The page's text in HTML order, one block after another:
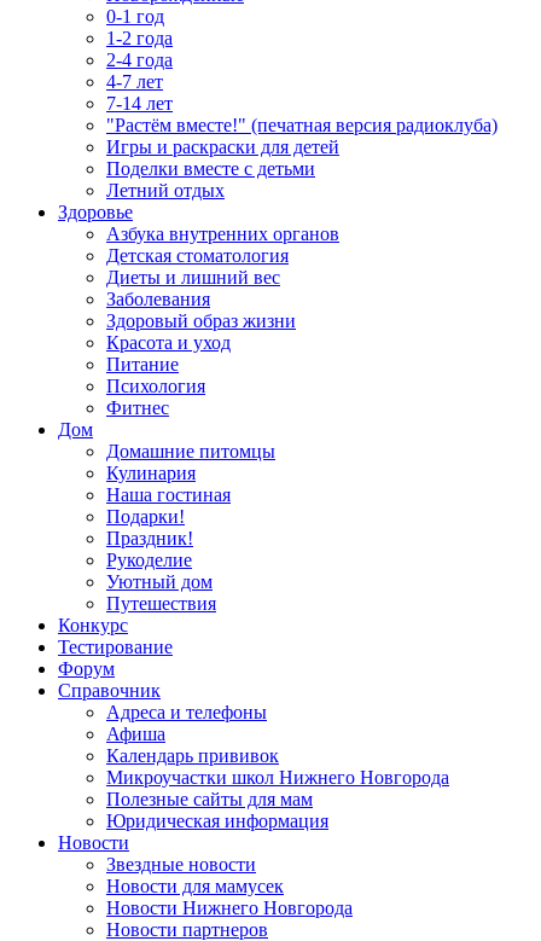
0-1 год
1-2 года
2-4 года
4-7 лет
7-14 лет
"Растём вместе!" (печатная версия радиоклуба)
Игры и раскраски для детей
Поделки вместе с детьми
Летний отдых
Здоровье
Азбука внутренних органов
Детская стоматология
Диеты и лишний вес
Заболевания
Здоровый образ жизни
Красота и уход
Питание
Психология
Фитнес
Дом
Домашние питомцы
Кулинария
Наша гостиная
Подарки!
Праздник!
Рукоделие
Уютный дом
Путешествия
Конкурс
Тестирование
Форум
Справочник
Адреса и телефоны
Афиша
Календарь прививок
Микроучастки школ Нижнего Новгорода
Полезные сайты для мам
Юридическая информация
Новости
Звездные новости
Новости для мамусек
Новости Нижнего Новгорода
Новости партнеров